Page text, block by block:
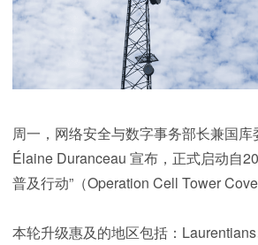
周一，网络安全与数字事务部长兼国
Élaine Duranceau 宣布，正式启动自
普及行动”（Operation Cell Tower
本轮升级惠及的地区包括：Laurentians